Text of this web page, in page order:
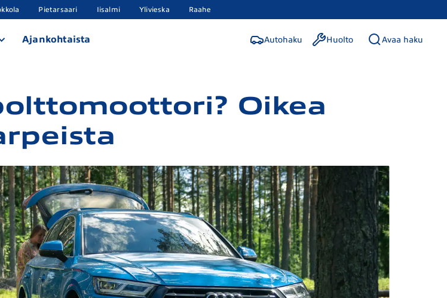
Pietarsaari Iisalmi Ylivieska Raahe
Ajankohtaista Autohaku Huolto Avaa haku
Oikea